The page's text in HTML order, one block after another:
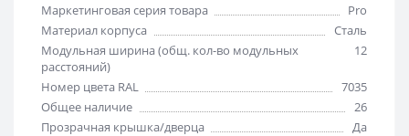
Маркетинговая серия товара
Pro
Материал корпуса
Сталь
Модульная ширина (общ. кол-во модульных
расстояний)
12
Номер цвета RAL
7035
Общее наличие
26
Прозрачная крышка/дверца
Да